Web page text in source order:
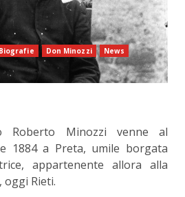
Biografie Don Minozzi
News
Roberto Minozzi venne al
1884 a Preta, umile borgata
appartenente allora alla
oggi Rieti.